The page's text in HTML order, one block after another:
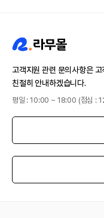
고객지원 관련 문의사항은 고
친절히 안내하겠습니다.
평일 : 10:00 ~ 18:00 (점심 :